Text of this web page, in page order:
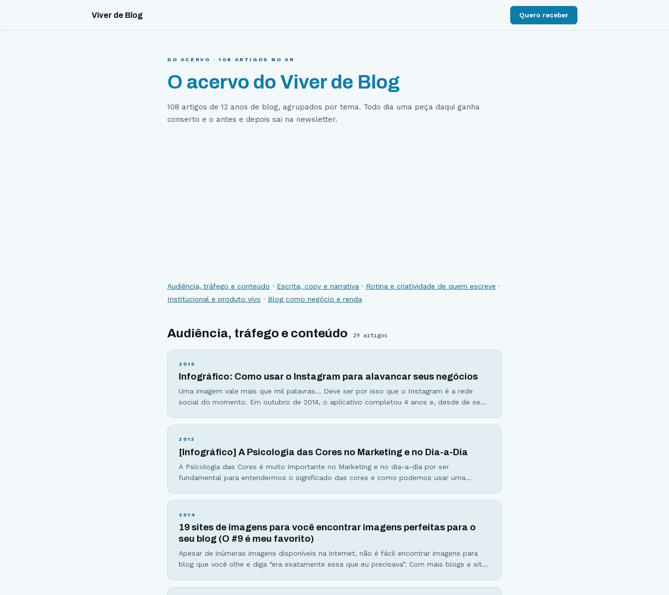
Viver de Blog Quero receber
DO ACERVO ·108 ARTIGOS NO AR
O acervo do Viver de Blog
108 artigos de 12 anos de blog, agrupados por tema. Todo dia uma peça daqui ganha
conserto e o antes e depois sai na newsletter.
Audiência, tráfego e conteúdo · Escrita, copy e narrativa · Rotina e criatividade de quem escreve ·
Institucional e produto vivo · Blog como negócio e renda
Audiência, tráfego e conteúdo 29 artigos
2015
Infográfico: Como usar o Instagram para alavancar seus negócios
Uma imagem vale mais que mil palavras… Deve ser por isso que o Instagram é a rede
social do momento. Em outubro de 2014, o aplicativo completou 4 anos e, desde de seu
americano Kevin Systrom, a rede social de fotos estreou na App
2013
[Infográfico] A Psicologia das Cores no Marketing e no Dia-a-Dia
A Psicologia das Cores é muito importante no Marketing e no dia-a-dia por ser
fundamental para entendermos o significado das cores e como podemos usar uma
produtores e consumidores. Estudos apontam que: 84,7% dos consumidores acreditam
2014
19 sites de imagens para você encontrar imagens perfeitas para o
seu blog (O #9 é meu favorito)
Apesar de inúmeras imagens disponíveis na internet, não é fácil encontrar imagens para
blog que você olhe e diga “era exatamente essa que eu precisava”. Com mais blogs e sites
milhões. Logo, o blog que tiver uma melhor estética, tipografia, usabilidade,